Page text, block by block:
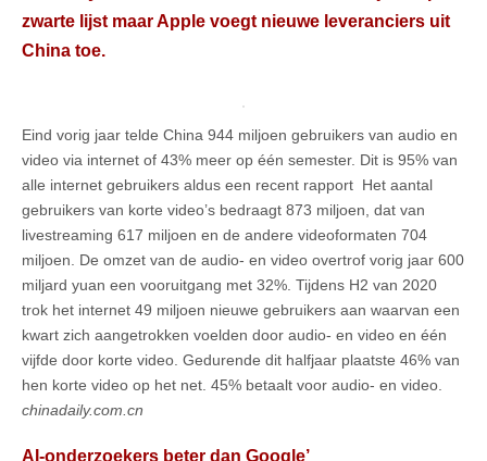
zwarte lijst maar Apple voegt nieuwe leveranciers uit
China toe.
Eind vorig jaar telde China 944 miljoen gebruikers van audio en
video via internet of 43% meer op één semester. Dit is 95% van
alle internet gebruikers aldus een recent rapport Het aantal
gebruikers van korte video’s bedraagt 873 miljoen, dat van
livestreaming 617 miljoen en de andere videoformaten 704
miljoen. De omzet van de audio- en video overtrof vorig jaar 600
miljard yuan een vooruitgang met 32%. Tijdens H2 van 2020
trok het internet 49 miljoen nieuwe gebruikers aan waarvan een
kwart zich aangetrokken voelden door audio- en video en één
vijfde door korte video. Gedurende dit halfjaar plaatste 46% van
hen korte video op het net. 45% betaalt voor audio- en video.
chinadaily.com.cn
AI-onderzoekers beter dan Google’